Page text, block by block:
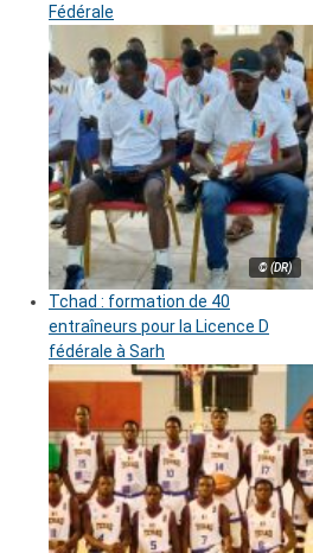
Fédérale
© (DR)
Tchad : formation de 40
entraîneurs pour la Licence D
fédérale à Sarh